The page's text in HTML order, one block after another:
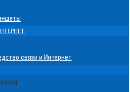
связи и Интернет